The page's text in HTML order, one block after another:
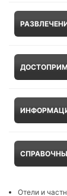
Отели и